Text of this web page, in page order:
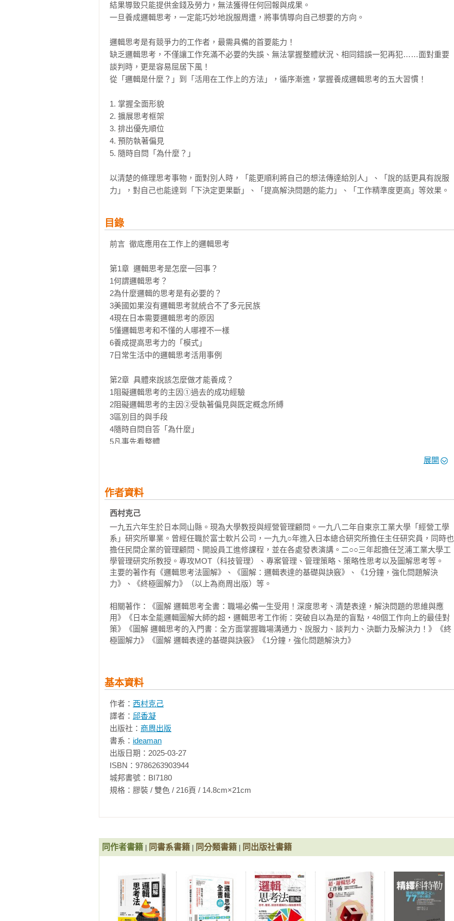
結果導致只能提供金錢及勞力，無法獲得任何回報與成果。
一旦養成邏輯思考，一定能巧妙地說服周遭，將事情導向自己想要的方向。
邏輯思考是有競爭力的工作者，最需具備的首要能力！
缺乏邏輯思考，不僅讓工作充滿不必要的失誤、無法掌握整體狀況、相同錯誤一犯再犯……面對重要
談判時，更是容易屈居下風！
從「邏輯是什麼？」到「活用在工作上的方法」，循序漸進，掌握養成邏輯思考的五大習慣！
1. 掌握全面形貌
2. 擴展思考框架
3. 排出優先順位
4. 預防執著偏見
5. 隨時自問「為什麼？」
以清楚的條理思考事物，面對別人時，「能更順利將自己的想法傳達給別人」、「說的話更具有說服
力」，對自己也能達到「下決定更果斷」、「提高解決問題的能力」、「工作精準度更高」等效果。
目錄
前言  徹底應用在工作上的邏輯思考
第1章  邏輯思考是怎麼一回事？
1何謂邏輯思考？
2為什麼邏輯的思考是有必要的？
3美國如果沒有邏輯思考就統合不了多元民族
4現在日本需要邏輯思考的原因
5懂邏輯思考和不懂的人哪裡不一樣
6養成提高思考力的「模式」
7日常生活中的邏輯思考活用事例
第2章  具體來說該怎麼做才能養成？
1阻礙邏輯思考的主因①過去的成功經驗
2阻礙邏輯思考的主因②受執著偏見與既定概念所縛
3區別目的與手段
4隨時自問自答「為什麼」
5凡事先看整體
第3章  最低限度的邏輯思考基本技巧
2歸零思考――為了拓展可能性
3思考時，要做好完整的一套「演繹―歸納」流程
4邏輯樹是以分層羅列的方式整理資訊的手法
5用矩陣與流程整理資訊
6效果高的東西排在優先順位
7用ECRS思考改善與改革方案
8使決策流程清楚明確
第4章  養成邏輯思考的五大習慣
1掌握全面形貌的習慣
2擴展思考框架的習慣
5隨時自問「為什麼？」的習慣
第5章  日常生活中的邏輯思考實踐法①個人篇
1靈活運用冷靜的自己與熱情的自己
2用確認項目來做出邏輯性敘述
3邏輯性文章的書寫技巧
4組織與個人的溝通
第6章  日常生活中的邏輯思考實踐法②提案篇
1以邏輯思考提高溝通力
5接受質詢（提案後階段）
1何謂邏輯性的談判術？
2銷售時這麼做
3面對客訴時這麼做
4對等情況下的談判術
展開
作者資料
西村克己
一九五六年生於日本岡山縣。現為大學教授與經營管理顧問。一九八二年自東京工業大學「經營工學
系」研究所畢業。曾經任職於富士軟片公司，一九九○年進入日本總合研究所擔任主任研究員，同時也
擔任民間企業的管理顧問、開設員工進修課程，並在各處發表演講。二○○三年起擔任芝浦工業大學工
學管理研究所教授。專攻MOT（科技管理）、專案管理、管理策略、策略性思考以及圖解思考等。
主要的著作有《邏輯思考法圖解》、《圖解：邏輯表達的基礎與訣竅》、《1分鐘，強化問題解決
力》、《終極圖解力》（以上為商周出版）等。
相關著作：《圖解 邏輯思考全書：職場必備一生受用！深度思考、清楚表達，解決問題的思維與應
用》《日本全能邏輯圖解大師的超‧邏輯思考工作術：突破自以為是的盲點，48個工作向上的最佳對
策》《圖解 邏輯思考的入門書：全方面掌握職場溝通力、說服力、談判力、決斷力及解決力！》《終
極圖解力》《圖解 邏輯表達的基礎與訣竅》《1分鐘，強化問題解決力》
基本資料
作者： 西村克己
譯者： 邱香凝
出版社： 商周出版
書系： ideaman
出版日期：2025-03-27
ISBN：9786263903944
城邦書號：BI7180
規格：膠裝 / 雙色 / 216頁 / 14.8cm×21cm
同作者書籍 同書系書籍 同分類書籍 同出版社書籍